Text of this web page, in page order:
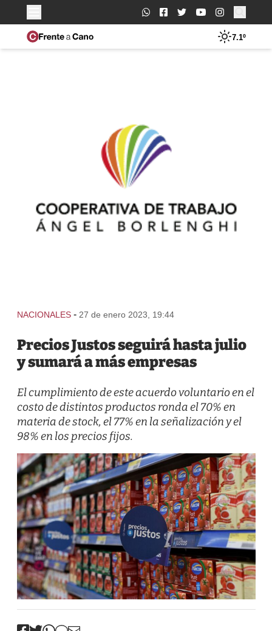
Buscar:
7.1º
NACIONALES - 27 de enero 2023, 19:44
Precios Justos seguirá hasta julio
y sumará a más empresas
El cumplimiento de este acuerdo voluntario en el
costo de distintos productos ronda el 70% en
materia de stock, el 77% en la señalización y el
98% en los precios fijos.